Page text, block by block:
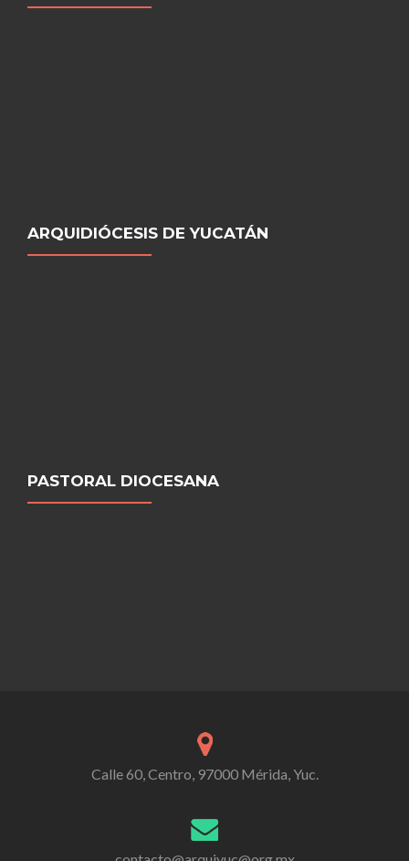
ARQUIDIÓCESIS DE YUCATÁN
PASTORAL DIOCESANA
Calle 60, Centro, 97000 Mérida, Yuc.